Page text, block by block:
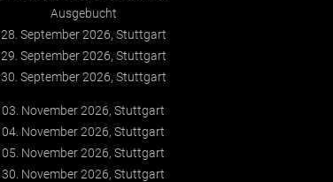
Ausgebucht
28. September 2026, Stuttgart
29. September 2026, Stuttgart
30. September 2026, Stuttgart
03. November 2026, Stuttgart
04. November 2026, Stuttgart
05. November 2026, Stuttgart
30. November 2026, Stuttgart